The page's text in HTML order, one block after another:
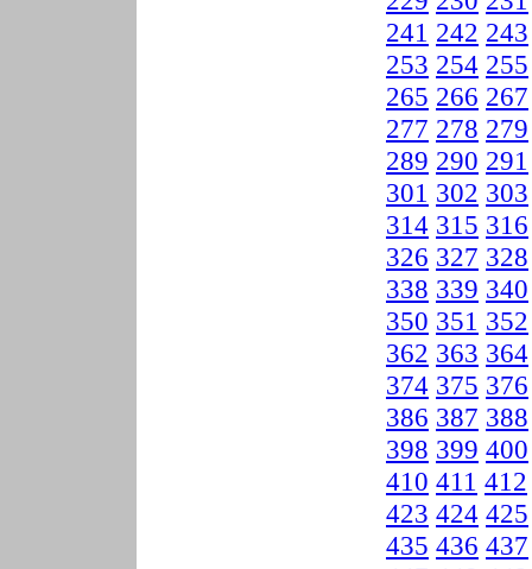
241 242 243
253 254 255
265 266 267
277 278 279
289 290 291
301 302 303
314 315 316
326 327 328
338 339 340
350 351 352
362 363 364
374 375 376
386 387 388
398 399 400
410 411 412
423 424 425
435 436 437